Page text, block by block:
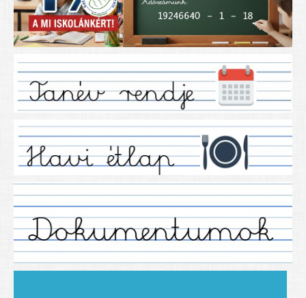
Igazgatói köszöntő
Iskolánkról
Tanáraink
Tanéveink
Régebbi tanéveink
2021/2022 tanév
2013/2014. tanév
2014/2015. tanév
2015/2016. tanév
2016/2017 tanév